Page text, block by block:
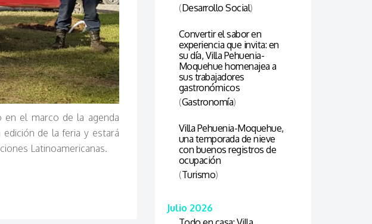
el marco de la agenda
edición de la feria y estará
Latinoamericanas.
(Desarrollo Social)
Convertir el sabor en
experiencia que invita: en
su día, Villa Pehuenia-
Moquehue homenajea a
sus trabajadores
gastronómicos
(Gastronomía)
Villa Pehuenia-Moquehue,
una temporada de nieve
con buenos registros de
ocupación
(Turismo)
Julio 2026